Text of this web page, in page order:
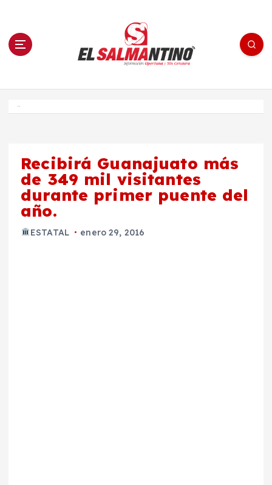
n El Salmantino - medios/noticias/editorial
Recibirá Guanajuato más
de 349 mil visitantes
durante primer puente del
año.
ESTATAL enero 29, 2016